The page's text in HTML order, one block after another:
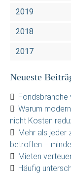
2019
2018
2017
Neueste
Fondsbranche
Warum
nicht Kosten
Mehr als jeder
betroffen –
Mieten
Häufig